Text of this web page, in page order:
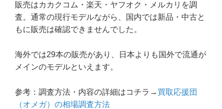
販売はカカクコム・楽天・ヤフオク・メルカリを調
査。通常の現行モデルながら、国内では新品・中古と
もに販売は確認できませんでした。
海外では29本の販売があり、日本よりも国外で流通が
メインのモデルといえます。
参考：調査方法・内容の詳細はコチラ→ 買取応援団
（オメガ）の相場調査方法